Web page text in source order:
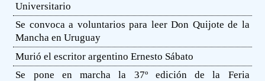
Universitario
Se convoca a voluntarios para leer Don Quijote de la
Mancha en Uruguay
Murió el escritor argentino Ernesto Sábato
Se pone en marcha la 37º edición de la Feria